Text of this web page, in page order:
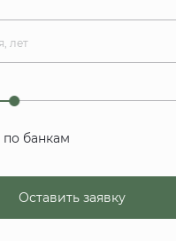
лет
по банкам
Оставить заявку